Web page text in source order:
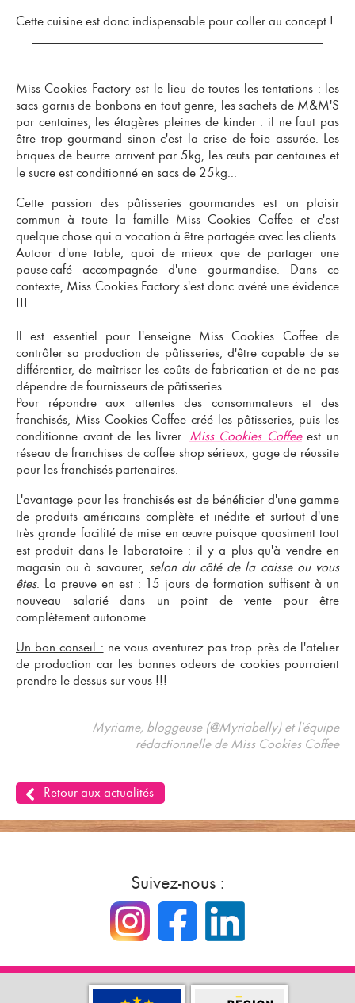
Cette cuisine est donc indispensable pour coller au concept !
Miss Cookies Factory est le lieu de toutes les tentations : les
sacs garnis de bonbons en tout genre, les sachets de M&M'S
par centaines, les étagères pleines de kinder : il ne faut pas
être trop gourmand sinon c'est la crise de foie assurée. Les
briques de beurre arrivent par 5kg, lesœufs par centaines et
le sucre est conditionné en sacs de 25kg...
Cette passion des pâtisseries gourmandes est un plaisir
commun à toute la famille Miss Cookies Coffee et c'est
quelque chose qui a vocation à être partagée avec les clients.
Autour d'une table, quoi de mieux que de partager une
pause-café accompagnée d'une gourmandise. Dans ce
contexte, Miss Cookies Factory s'est donc avéré une évidence
!!!
Il est essentiel pour l'enseigne Miss Cookies Coffee de
contrôler sa production de pâtisseries, d'être capable de se
différentier, de maîtriser les coûts de fabrication et de ne pas
dépendre de fournisseurs de pâtisseries.
Pour répondre aux attentes des consommateurs et des
franchisés, Miss Cookies Coffee créé les pâtisseries, puis les
conditionne avant de les livrer. Miss Cookies Coffee est un
réseau defranchises de coffee shopsérieux, gage de réussite
pour les franchisés partenaires.
L'avantage pour les franchisés est de bénéficier d'une gamme
de produits américains complète et inédite et surtout d'une
très grande facilité de mise en œuvre puisque quasiment tout
est produit dans le laboratoire : il y a plus qu'à vendre en
magasin ou à savourer, selon du côté de la caisse ou vous
êtes. La preuve en est : 15 jours de formation suffisent à un
nouveau salarié dans un point de vente pour être
complètement autonome.
Un bon conseil : ne vous aventurez pas trop près de l'atelier
de production car les bonnes odeurs de cookies pourraient
prendre le dessus sur vous !!!
Myriame, bloggeuse (@Myriabelly) et l'équipe
rédactionnelle de Miss Cookies Coffee
Retour aux actualités
Suivez-nous :